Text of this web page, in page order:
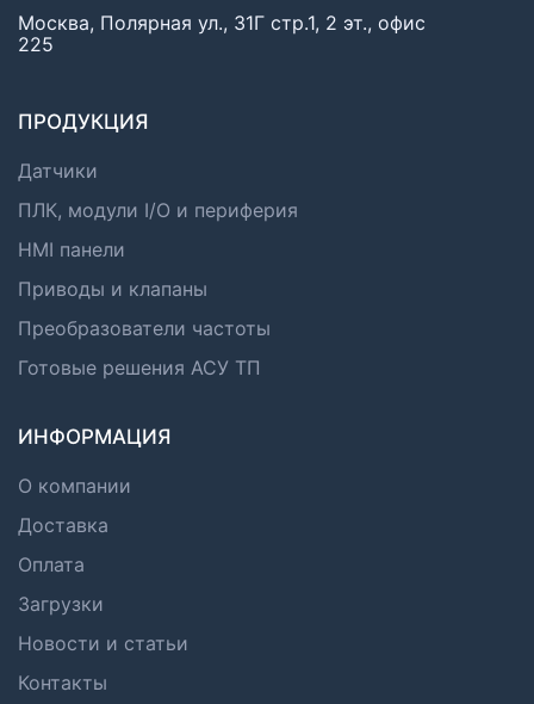
Москва, Полярная ул., 31Г стр.1, 2 эт., офис
225
ПРОДУКЦИЯ
Датчики
ПЛК, модули I/O и периферия
HMI панели
Приводы и клапаны
Преобразователи частоты
Готовые решения АСУ ТП
ИНФОРМАЦИЯ
О компании
Доставка
Оплата
Загрузки
Новости и статьи
Контакты